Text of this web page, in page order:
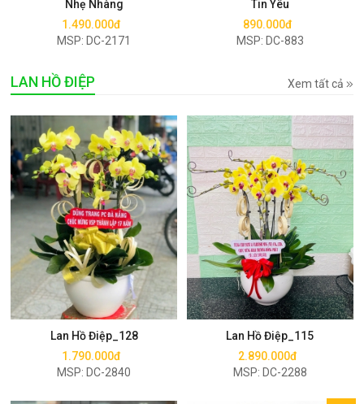
Nhẹ Nhàng
1.490.000đ
MSP: DC-2171
Tin Yêu
890.000đ
MSP: DC-883
LAN HỒ ĐIỆP Xem tất cả
Lan Hồ Điệp_128
1.790.000đ
MSP: DC-2840
Mua ngay
Lan Hồ Điệp_115
2.890.000đ
MSP: DC-2288
Mua ngay